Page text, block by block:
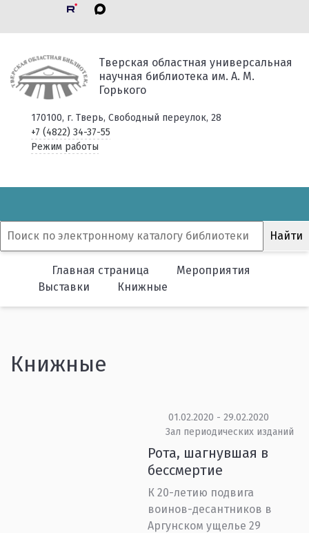
Тверская областная универсальная
научная библиотека им. А. М.
Горького
170100, г. Тверь, Свободный переулок, 28
+7 (4822) 34-37-55
Режим работы
Главная страница
Мероприятия
Выставки
Книжные
Книжные
01.02.2020 - 29.02.2020
Зал периодических изданий
Рота, шагнувшая в
бессмертие
К 20-летию подвига
воинов-десантников в
Аргунском ущелье 29